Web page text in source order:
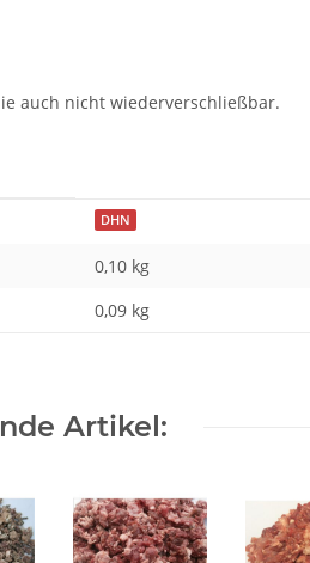
auch nicht wiederverschließbar.
DHN
0,10 kg
0,09 kg
Artikel: